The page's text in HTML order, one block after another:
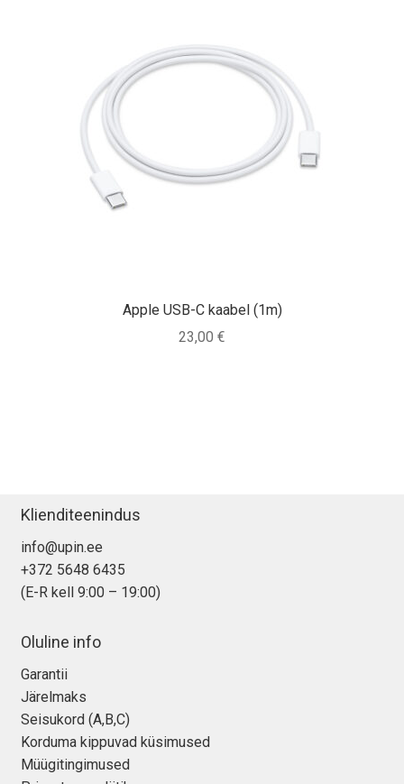
Apple USB-C kaabel (1m)
23,00 €
Klienditeenindus
info@upin.ee
+372 5648 6435
(E-R kell 9:00 – 19:00)
Oluline info
Garantii
Järelmaks
Seisukord (A,B,C)
Korduma kippuvad küsimused
Müügitingimused